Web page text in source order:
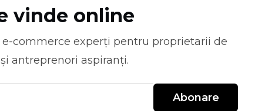
vinde online
e-commerce experți pentru proprietarii de
antreprenori aspiranți.
Abonare